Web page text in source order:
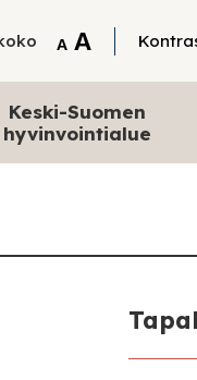
A Tekstin
A Tekstin
Keski-Suomen
hyvinvointialue